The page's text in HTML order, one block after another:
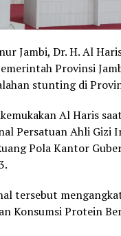
Jambi, Dr. H. Al
Provinsi
stunting di
Al Haris
Persatuan Ahli Gizi
Pola Kantor
tersebut
Konsumsi Protein